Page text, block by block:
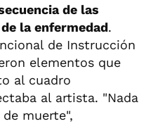
de las
la enfermedad.
de Instrucción
elementos que
al cuadro
al artista. "Nada
muerte",